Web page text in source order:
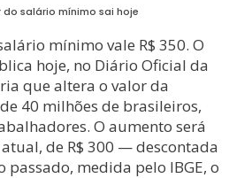
do salário mínimo sai hoje
mínimo vale R$ 350. O
hoje, no Diário Oficial da
que altera o valor da
40 milhões de brasileiros,
O aumento será
de R$ 300 — descontada
medida pelo IBGE, o